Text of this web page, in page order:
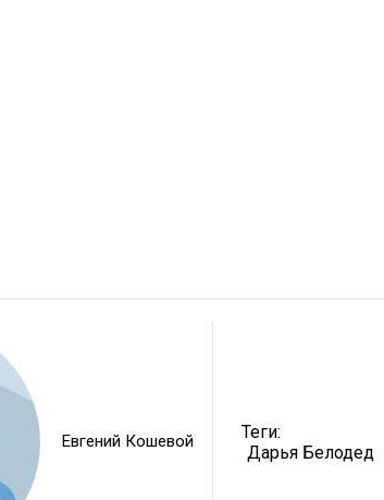
Евгений Кошевой
Теги:
Дарья Белодед